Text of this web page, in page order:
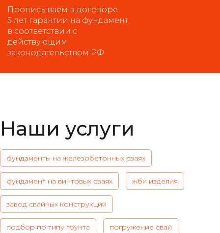
Прописываем в договоре
5 лет гарантии на фундамент,
в соответствии с
действующим
законодательством РФ
Наши услуги
фундаменты на железобетонных сваях
фундамент на винтовых сваях жби изделия
завод свайных конструкций
подбор по типу грунта погружение свай